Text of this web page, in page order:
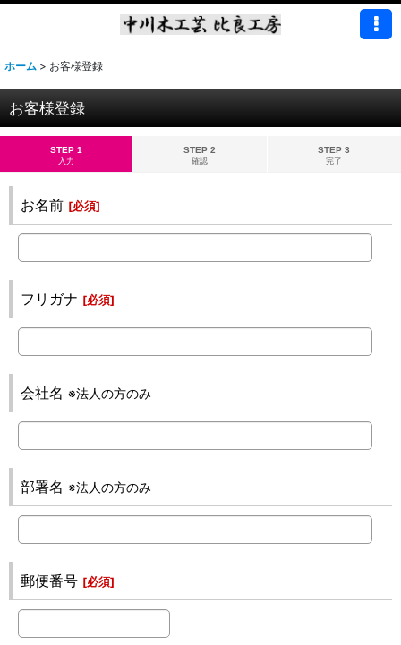
ホーム > お客様登録
お客様登録
STEP 1
入力
STEP 2
確認
STEP 3
完了
お名前 [必須]
フリガナ [必須]
会社名 ※法人の方のみ
部署名 ※法人の方のみ
郵便番号 [必須]